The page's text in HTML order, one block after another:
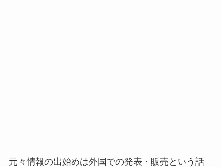
元々情報の出始めは外国での発表・販売という話